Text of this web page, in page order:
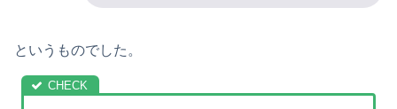
というものでした。